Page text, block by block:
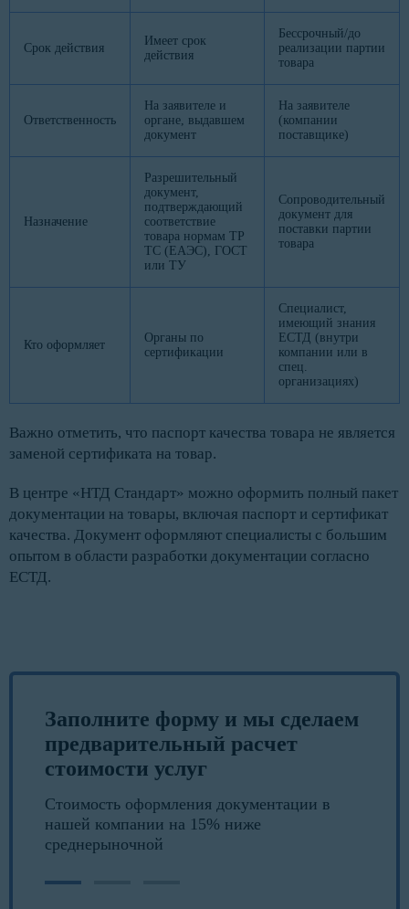
Срок действия
Имеет срок
действия
Бессрочный/до
реализации партии
товара
Ответственность
На заявителе и
органе, выдавшем
документ
На заявителе
(компании
поставщике)
Назначение
Разрешительный
документ,
подтверждающий
соответствие
товара нормам ТР
ТС (ЕАЭС), ГОСТ
или ТУ
Сопроводительный
документ для
поставки партии
товара
Кто оформляет
Органы по
сертификации
Специалист,
имеющий знания
ЕСТД (внутри
компании или в
спец.
организациях)
Важно отметить, что паспорт качества товара не является
заменой сертификата на товар.
В центре «НТД Стандарт» можно оформить полный пакет
документации на товары, включая паспорт и сертификат
качества. Документ оформляют специалисты с большим
опытом в области разработки документации согласно
ЕСТД.
Заполните форму и мы сделаем
предварительный расчет
стоимости услуг
Стоимость оформления документации в
нашей компании на 15% ниже
среднерыночной